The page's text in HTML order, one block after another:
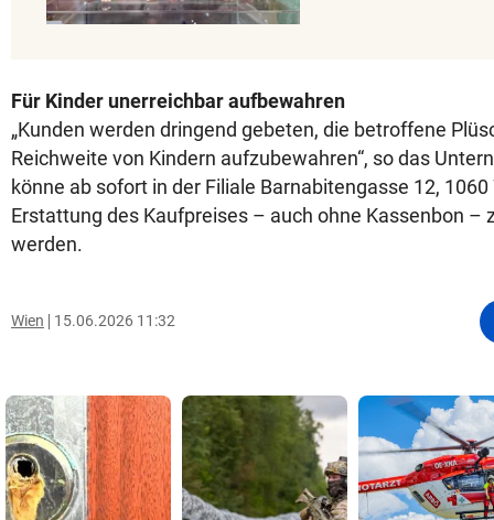
Für Kinder unerreichbar aufbewahren
„Kunden werden dringend gebeten, die betroffene
Reichweite von Kindern aufzubewahren“, so das
könne ab sofort in der Filiale Barnabitengasse 12, 1060
Erstattung des Kaufpreises – auch ohne Kassenbon –
werden.
Wien 15.06.2026 11:32